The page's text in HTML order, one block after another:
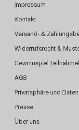
Impressum
Kontakt
Versand- &
Widerrufsrecht &
Gewinnspiel
AGB
Privatsphäre und
Presse
Über uns